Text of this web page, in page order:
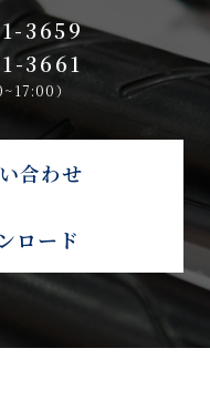
3659
3661
）
合わせ
ロード